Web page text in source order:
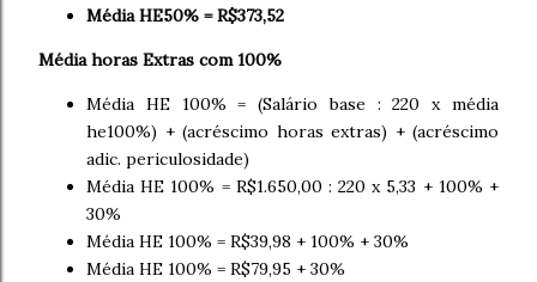
Média HE50% = R$373,52
Média horas Extras com 100%
Média HE 100% = (Salário base : 220 x média
he100%) + (acréscimo horas extras) + (acréscimo
adic. periculosidade)
Média HE 100% = R$1.650,00 : 220 x 5,33 + 100% +
30%
Média HE 100% = R$39,98 + 100% + 30%
Média HE 100% = R$79,95 + 30%